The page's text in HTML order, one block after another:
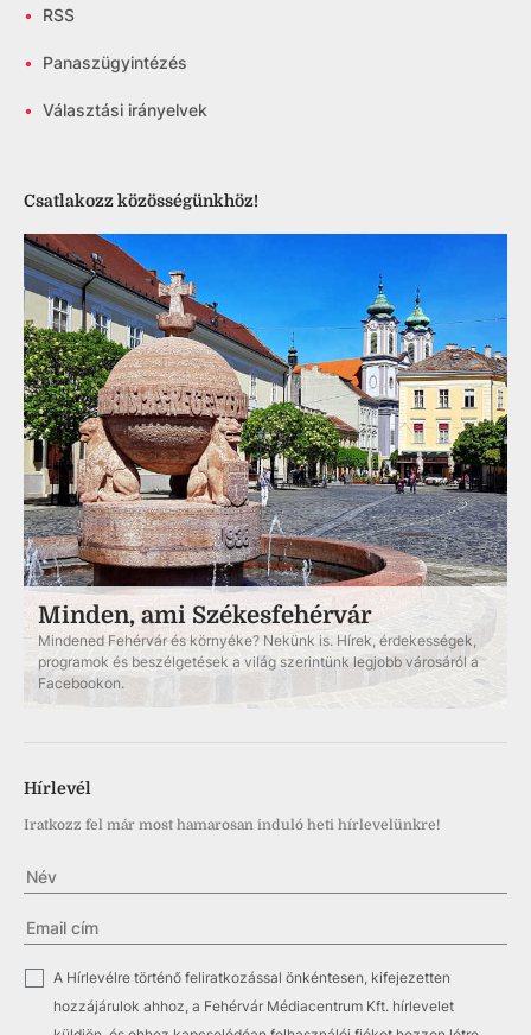
• RSS
• Panaszügyintézés
• Választási irányelvek
Csatlakozz közösségünkhöz!
Minden, ami Székesfehérvár
Mindened Fehérvár és környéke? Nekünk is. Hírek, érdekességek,
programok és beszélgetések a világ szerintünk legjobb városáról a
Facebookon.
Hírlevél
Iratkozz fel már most hamarosan induló heti hírlevelünkre!
A Hírlevélre történő feliratkozással önkéntesen, kifejezetten
hozzájárulok ahhoz, a Fehérvár Médiacentrum Kft. hírlevelet